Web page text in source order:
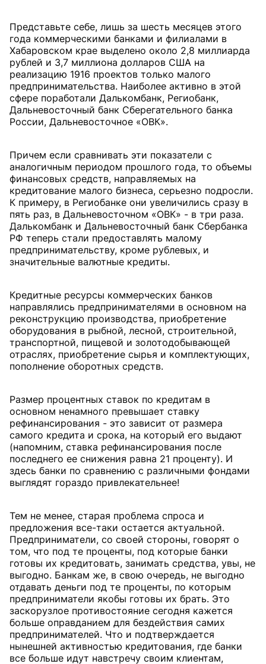
Представьте себе, лишь за шесть месяцев этого
года коммерческими банками и филиалами в
Хабаровском крае выделено около 2,8 миллиарда
рублей и 3,7 миллиона долларов США на
реализацию 1916 проектов только малого
предпринимательства. Наиболее активно в этой
сфере поработали Далькомбанк, Региобанк,
Дальневосточный банк Сберегательного банка
России, Дальневосточное «ОВК».
Причем если сравнивать эти показатели с
аналогичным периодом прошлого года, то объемы
финансовых средств, направляемых на
кредитование малого бизнеса, серьезно подросли.
К примеру, в Региобанке они увеличились сразу в
пять раз, в Дальневосточном «ОВК» - в три раза.
Далькомбанк и Дальневосточный банк Сбербанка
РФ теперь стали предоставлять малому
предпринимательству, кроме рублевых, и
значительные валютные кредиты.
Кредитные ресурсы коммерческих банков
направлялись предпринимателями в основном на
реконструкцию производства, приобретение
оборудования в рыбной, лесной, строительной,
транспортной, пищевой и золотодобывающей
отраслях, приобретение сырья и комплектующих,
пополнение оборотных средств.
Размер процентных ставок по кредитам в
основном ненамного превышает ставку
рефинансирования - это зависит от размера
самого кредита и срока, на который его выдают
(напомним, ставка рефинансирования после
последнего ее снижения равна 21 проценту). И
здесь банки по сравнению с различными фондами
выглядят гораздо привлекательнее!
Тем не менее, старая проблема спроса и
предложения все-таки остается актуальной.
Предприниматели, со своей стороны, говорят о
том, что под те проценты, под которые банки
готовы их кредитовать, занимать средства, увы, не
выгодно. Банкам же, в свою очередь, не выгодно
отдавать деньги под те проценты, по которым
предприниматели якобы готовы их брать. Это
заскорузлое противостояние сегодня кажется
больше оправданием для бездействия самих
предпринимателей. Что и подтверждается
нынешней активностью кредитования, где банки
все больше идут навстречу своим клиентам,